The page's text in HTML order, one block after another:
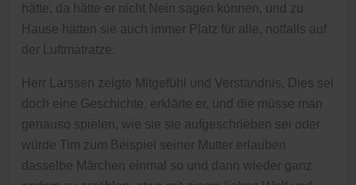
hätte, da hätte er nicht Nein sagen können, und zu
Hause hätten sie auch immer Platz für alle, notfalls auf
der Luftmatratze.
Herr Larssen zeigte Mitgefühl und Verständnis. Dies sei
doch eine Geschichte, erklärte er, und die müsse man
genauso spielen, wie sie sie aufgeschrieben sei oder
würde Tim zum Beispiel seiner Mutter erlauben
dasselbe Märchen einmal so und dann wieder ganz